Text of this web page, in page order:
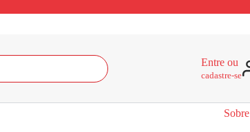
Entre ou
cadastre-se
Sobre